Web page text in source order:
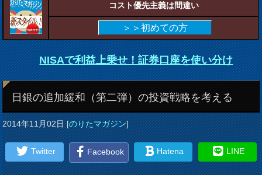
コスト優先主義は間違い
＞＞初めての方
NISAで利益上乗せ！証券口座を使い分け
日銀の追加緩和（第二弾）の投資戦略を考える
2014年11月02日[のりたマガジン]
Twitter Facebook Hatena LINE